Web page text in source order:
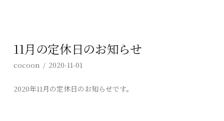
11月の定休日のお知らせ
cocoon 2020-11-01
2020年11月の定休日のお知らせです。